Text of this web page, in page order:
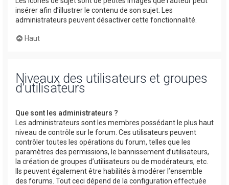
insérer afin d’illustrer le contenu de son sujet. Les
administrateurs peuvent désactiver cette fonctionnalité.
Haut
Niveaux des utilisateurs et groupes
d’utilisateurs
Que sont les administrateurs ?
Les administrateurs sont les membres possédant le plus haut
niveau de contrôle sur le forum. Ces utilisateurs peuvent
contrôler toutes les opérations du forum, telles que les
paramètres des permissions, le bannissement d’utilisateurs,
la création de groupes d’utilisateurs ou de modérateurs, etc.
Ils peuvent également être habilités à modérer l’ensemble
des forums. Tout ceci dépend de la configuration effectuée